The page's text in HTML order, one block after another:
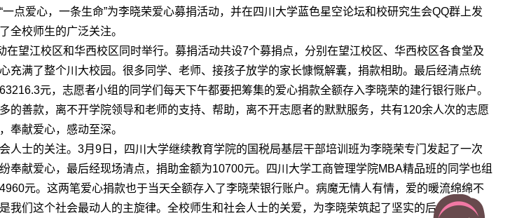
点爱心，一条生命”为李晓荣爱心募捐活动，并在四川大学蓝色星空论坛和校研究生会QQ群上发
全校师生的广泛关注。
在望江校区和华西校区同时举行。募捐活动共设7个募捐点，分别在望江校区、华西校区各食堂及
充满了整个川大校园。很多同学、老师、接孩子放学的家长慷慨解囊，捐款相助。最后经清点统
元，志愿者小组的同学们每天下午都要把筹集的爱心捐款全额存入李晓荣的建行银行账户。
的善款，离不开学院领导和老师的支持、帮助，离不开志愿者的默默服务，共有120余人次的志愿
奉献爱心，感动至深。
人士的关注。3月9日，四川大学继续教育学院的国税局基层干部培训班为李晓荣专门发起了一次
奉献爱心，最后经现场清点，捐助金额为10700元。四川大学工商管理学院MBA精品班的同学也组
元。这两笔爱心捐款也于当天全额存入了李晓荣银行账户。病魔无情人有情，爱的暖流绵绵不
我们这个社会最动人的主旋律。全校师生和社会人士的关爱，为李晓荣筑起了坚实的后盾。